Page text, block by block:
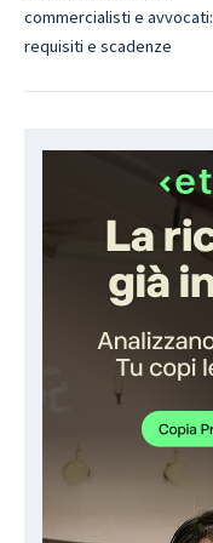
commercialisti e avvocati:
requisiti e scadenze